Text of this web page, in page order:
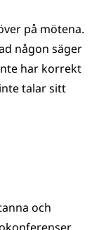
på mötena.
någon säger
har korrekt
talar sitt
och